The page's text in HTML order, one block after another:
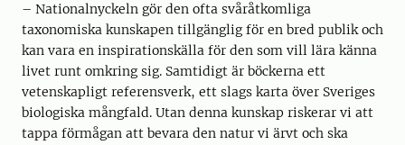
– Nationalnyckeln gör den ofta svåråtkomliga
taxonomiska kunskapen tillgänglig för en bred publik och
kan vara en inspirationskälla för den som vill lära känna
livet runt omkring sig. Samtidigt är böckerna ett
vetenskapligt referensverk, ett slags karta över Sveriges
biologiska mångfald. Utan denna kunskap riskerar vi att
tappa förmågan att bevara den natur vi ärvt och ska